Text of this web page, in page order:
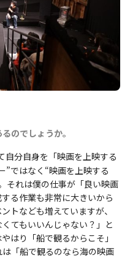
のでしょうか。
自分自身を「映画を上映する
”ではなく“映画を上映する
それは僕の仕事が「良い映画
る作業も非常に大きいから
トなども増えていますが、
てもいいんじゃない？」と
はり「船で観るからこそ」
「船で観るのなら海の映画